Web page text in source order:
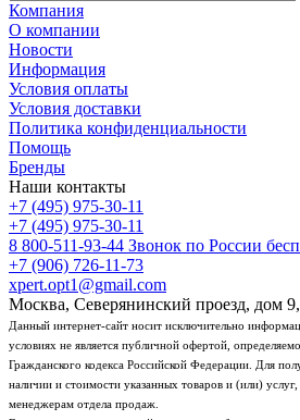
Компания
О компании
Новости
Информация
Условия оплаты
Условия доставки
Политика конфиденциальности
Помощь
Бренды
Наши контакты
+7 (495) 975-30-11
+7 (495) 975-30-11
8 800-511-93-44 Звонок по России
+7 (906) 726-11-73
xpert.opt1@gmail.com
Москва, Северянинский проезд, дом 9,
Данный интернет-сайт носит исключительно
условиях не является публичной офертой,
Гражданского кодекса Российской Федерации. Для
наличии и стоимости указанных товаров и (или)
менеджерам отдела продаж.